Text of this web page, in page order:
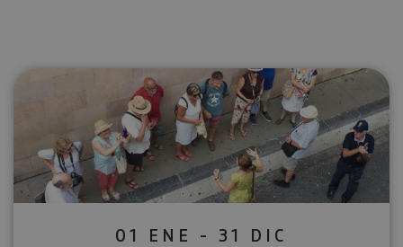
01 ENE - 31 DIC